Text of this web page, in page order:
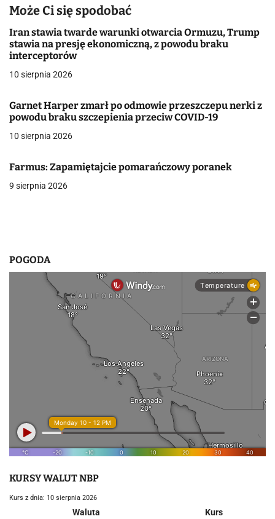
a
c
j
a
w
p
s
Może Ci się spodobać
Iran stawia twarde warunki otwarcia Ormuzu, Trump
stawia na presję ekonomiczną, z powodu braku
interceptorów
10 sierpnia 2026
Garnet Harper zmarł po odmowie przeszczepu nerki z
powodu braku szczepienia przeciw COVID-19
10 sierpnia 2026
Farmus: Zapamiętajcie pomarańczowy poranek
9 sierpnia 2026
POGODA
KURSY WALUT NBP
Kurs z dnia: 10 sierpnia 2026
Waluta Kurs